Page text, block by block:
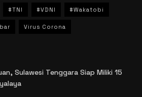
#TNI #VDNI #Wakatobi
Virus Corona
Sulawesi Tenggara Siap Miliki 15